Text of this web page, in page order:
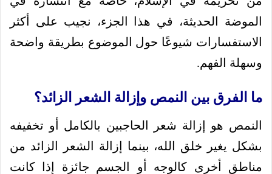
الموضة الحديثة، في هذا الجزء، نجيب على أكثر
الاستفسارات شيوعًا حول الموضوع بطريقة واضحة
وسهلة الفهم.
ما الفرق بين النمص وإزالة الشعر الزائد؟
النمص هو إزالة شعر الحاجبين بالكامل أو تخفيفه
بشكل يغير خلق الله، بينما إزالة الشعر الزائد من
مناطق أخرى كالوجه أو الجسم جائزة إذا كانت